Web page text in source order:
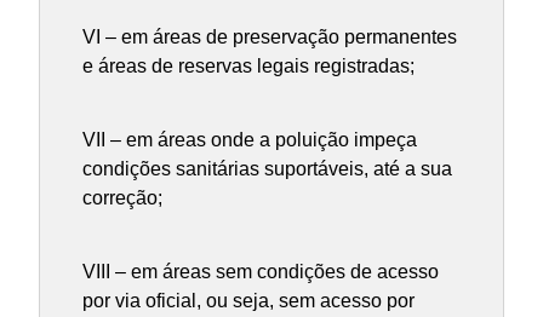
VI – em áreas de preservação permanentes
e áreas de reservas legais registradas;
VII – em áreas onde a poluição impeça
condições sanitárias suportáveis, até a sua
correção;
VIII – em áreas sem condições de acesso
por via oficial, ou seja, sem acesso por